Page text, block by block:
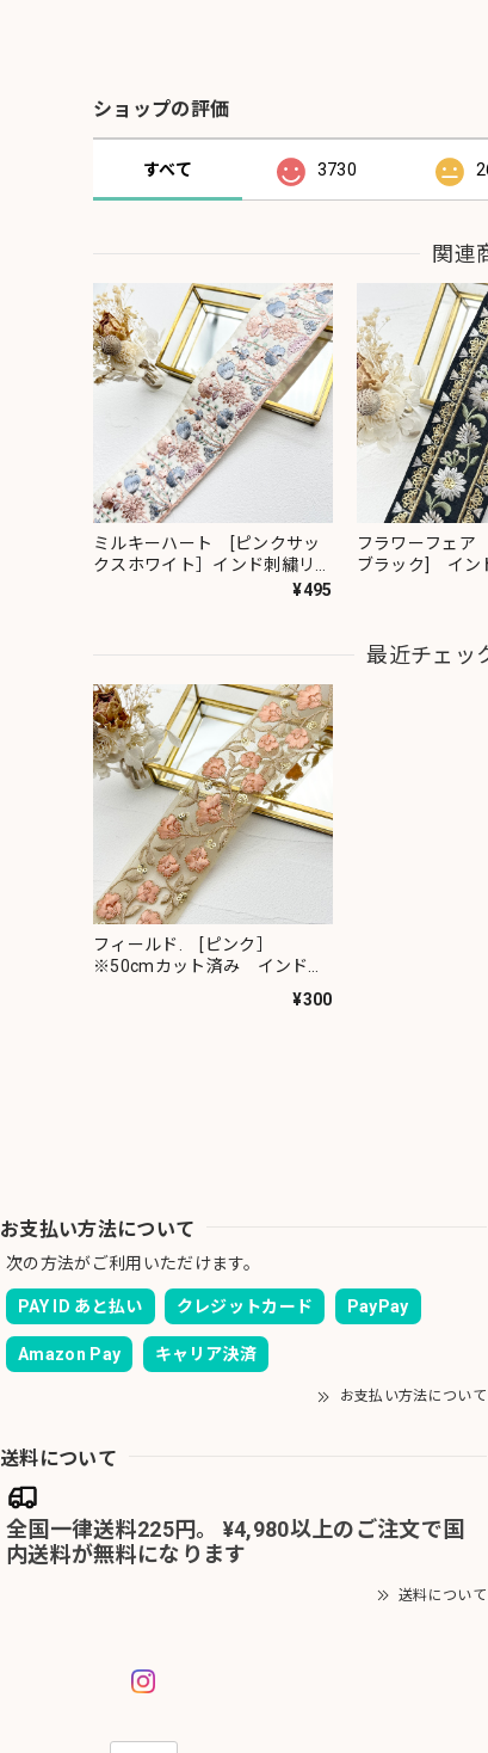
ショップの評価
すべて 3730
関連
ミルキーハート [ピンクサッ
クスホワイト］インド刺繍リボ
¥495
フラワーフェア
ブラック] イン
最近チェッ
フィールド. [ピンク］
※50cmカット済み インド刺
¥300
お支払い方法について
次の方法がご利用いただけます。
PAY ID あと払い クレジットカード PayPay
Amazon Pay キャリア決済
お支払い方法について
送料について
全国一律送料225円。 ¥4,980以上のご注文で国
内送料が無料になります
送料について